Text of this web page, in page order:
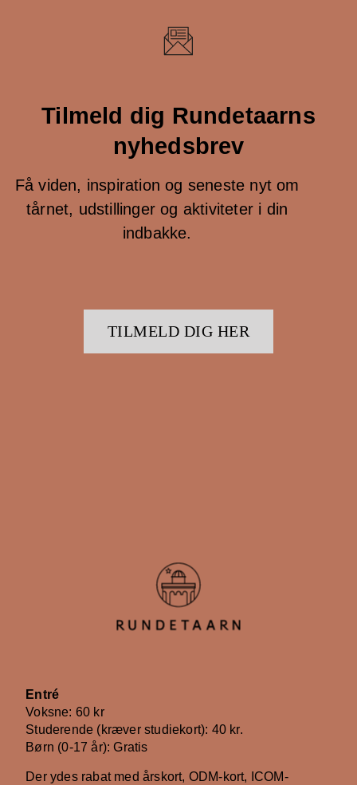
Tilmeld dig Rundetaarns
nyhedsbrev
Få viden, inspiration og seneste nyt om
tårnet, udstillinger og aktiviteter i din
indbakke.
TILMELD DIG HER
Entré
Voksne: 60 kr
Studerende (kræver studiekort): 40 kr.
Børn (0-17 år): Gratis
Der ydes rabat med årskort, ODM-kort, ICOM-